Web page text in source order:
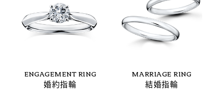
ENGAGEMENT RING
婚約指輪
MARRIAGE RING
結婚指輪